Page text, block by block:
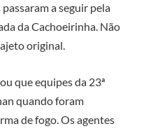
a seguir pela
da Cachoeirinha. Não
original.
que equipes da 23ª
quando foram
de fogo. Os agentes